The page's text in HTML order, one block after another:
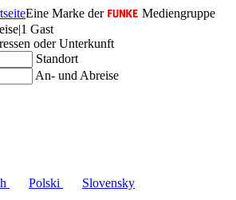
Eine Marke der
Mediengruppe
|1 Gast
oder Unterkunft
Standort
An- und Abreise
Polski Slovensky